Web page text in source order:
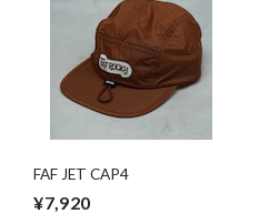
FAF JET CAP4
¥7,920